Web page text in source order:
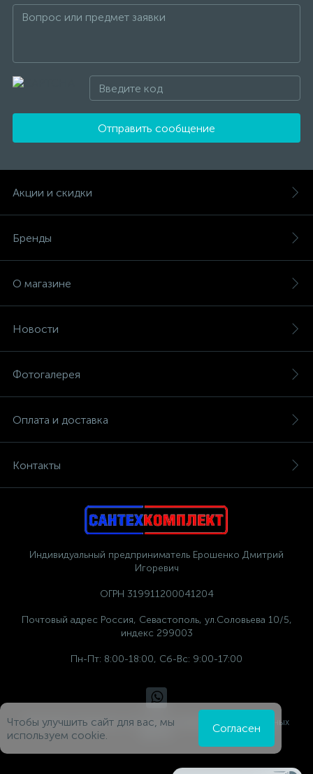
Отправить сообщение
Акции и скидки
Бренды
О магазине
Новости
Фотогалерея
Оплата и доставка
Контакты
Индивидуальный предприниматель Ерошенко Дмитрий
Игоревич
ОГРН 319911200041204
Почтовый адрес Россия, Севастополь, ул.Соловьева 10/5,
индекс 299003
Пн-Пт: 8:00-18:00, Сб-Вс: 9:00-17:00
Политика компании в отношении обработки персональных
Чтобы улучшить сайт для вас, мы
используем cookie.
Согласен